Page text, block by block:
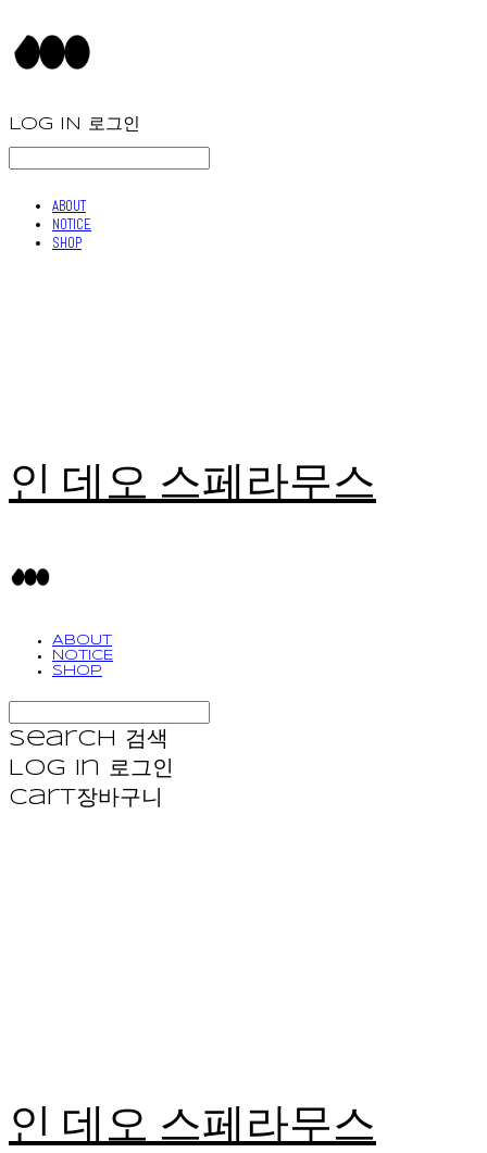
LOG IN 로그인
ABOUT
NOTICE
SHOP
인 데오 스페라무스
ABOUT
NOTICE
SHOP
Search
검색
Log In 로그인
Cart장바구니
인 데오 스페라무스